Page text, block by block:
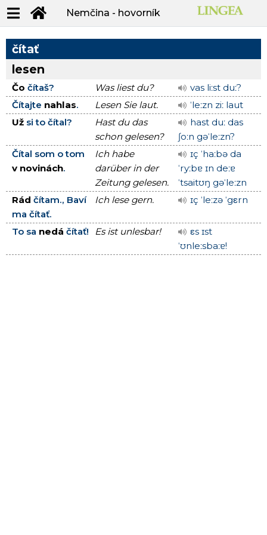
Nemčina - hovorník
čítať
lesen
Čo čítaš? Was liest du?
vas liːst duː?
Čítajte nahlas. Lesen Sie laut.
ˈleːzn ziː laut
Už si to čítal?
Hast du das
schon gelesen?
hast duː das
ʃoːn gəˈleːzn?
Čítal som o tom
v novinách.
Ich habe
darüber in der
Zeitung gelesen.
ɪç ˈhaːbə da
ˈryːbɐ ɪn deːɐ
ˈtsaitʊŋ gəˈleːzn
Rád čítam., Baví
ma čítať.
Ich lese gern. ɪç ˈleːzə ˈgεrn
To sa nedá čítať! Es ist unlesbar!
εs ɪst
ˈʊnleːsbaːɐ!